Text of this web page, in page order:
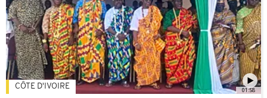
01:58
CÔTE D'IVOIRE